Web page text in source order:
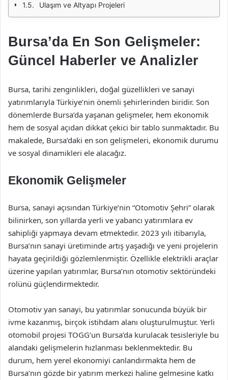
Ulaşım ve Altyapı Projeleri
Bursa’da En Son Gelişmeler:
Güncel Haberler ve Analizler
Bursa, tarihi zenginlikleri, doğal güzellikleri ve sanayi
yatırımlarıyla Türkiye’nin önemli şehirlerinden biridir. Son
dönemlerde Bursa’da yaşanan gelişmeler, hem ekonomik
hem de sosyal açıdan dikkat çekici bir tablo sunmaktadır. Bu
makalede, Bursa’daki en son gelişmeleri, ekonomik durumu
ve sosyal dinamikleri ele alacağız.
Ekonomik Gelişmeler
Bursa, sanayi açısından Türkiye’nin “Otomotiv Şehri” olarak
bilinirken, son yıllarda yerli ve yabancı yatırımlara ev
sahipliği yapmaya devam etmektedir. 2023 yılı itibarıyla,
Bursa’nın sanayi üretiminde artış yaşadığı ve yeni projelerin
hayata geçirildiği gözlemlenmiştir. Özellikle elektrikli araçlar
üzerine yapılan yatırımlar, Bursa’nın otomotiv sektöründeki
rolünü güçlendirmektedir.
Otomotiv yan sanayi, bu yatırımlar sonucunda büyük bir
ivme kazanmış, birçok istihdam alanı oluşturulmuştur. Yerli
otomobil projesi TOGG’un Bursa’da kurulacak tesisleriyle bu
alandaki gelişmelerin hızlanması beklenmektedir. Bu
durum, hem yerel ekonomiyi canlandırmakta hem de
Bursa’nın gözde bir yatırım merkezi haline gelmesine katkı